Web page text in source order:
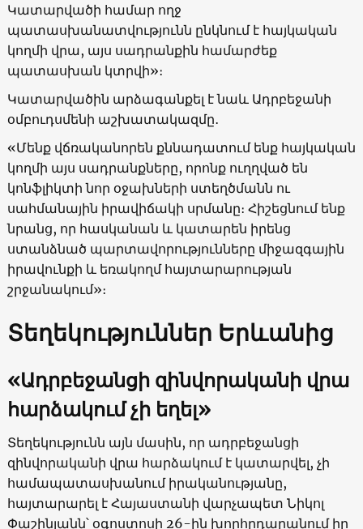
Կատարվածի համար ողջ
պատասխանատվությունն ընկնում է հայկական
կողմի վրա, այս սադրանքին համարժեք
պատասխան կտրվի»։
Կատարվածին արձագանքել է նաև Ադրբեջանի
օմբուդսմենի աշխատակազմը․
«Մենք վճռականորեն քննադատում ենք հայկական
կողմի այս սադրանքները, որոնք ուղղված են
կոնֆլիկտի նոր օջախների ստեղծմանն ու
սահմանային իրավիճակի սրմանը։ Հիշեցնում ենք
նրանց, որ հասկանան և կատարեն իրենց
ստանձնած պարտավորությունները միջազգային
իրավունքի և եռակողմ հայտարարության
շրջանակում»։
Տեղեկություններ Երևանից
«Ադրբեջանցի զինվորականի վրա
հարձակում չի եղել»
Տեղեկությունն այն մասին, որ ադրբեջանցի
զինվորականի վրա հարձակում է կատարվել, չի
համապատասխանում իրականությանը,
հայտարարել է Հայաստանի վարչապետ Նիկոլ
Փաշինյանն՝ օգոստոսի 26-ին խորհրդարանում իր